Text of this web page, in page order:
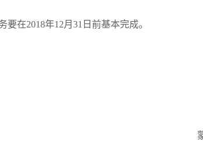
在2018年12月31日前基本完成。